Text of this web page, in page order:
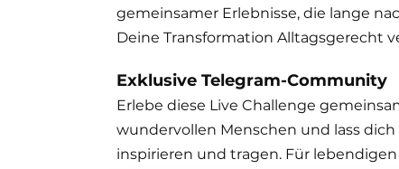
gemeinsamer Erlebnisse, die lange
Deine Transformation Alltagsgerecht
Exklusive Telegram-Community
Erlebe diese Live Challenge
wundervollen Menschen und lass
inspirieren und tragen. Für